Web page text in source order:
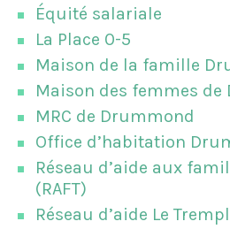
Équité salariale
La Place 0-5
Maison de la famille
Maison des femmes
MRC de Drummond
Office d’habitation
Réseau d’aide aux
(RAFT)
Réseau d’aide Le